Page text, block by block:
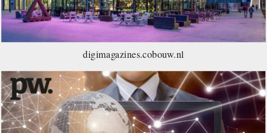
digimagazines.cobouw.nl